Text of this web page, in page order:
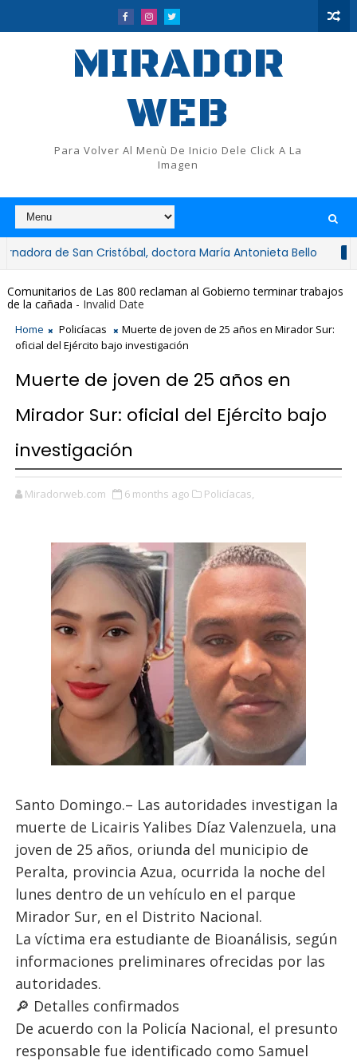
MIRADOR
WEB
Para Volver Al Menù De Inicio Dele Click A La
Imagen
San Cristóbal, doctora María Antonieta Bello NACIONALES
Comunitarios de Las 800 reclaman al Gobierno terminar trabajos
de la cañada - Invalid Date
Home Policíacas
Muerte de joven de 25 años en Mirador Sur:
oficial del Ejército bajo investigación
Muerte de joven de 25 años en
Mirador Sur: oficial del Ejército bajo
investigación
Miradorweb.com 6 months ago Policíacas,
Santo Domingo.– Las autoridades investigan la
muerte de Licairis Yalibes Díaz Valenzuela, una
joven de 25 años, oriunda del municipio de
Peralta, provincia Azua, ocurrida la noche del
lunes dentro de un vehículo en el parque
Mirador Sur, en el Distrito Nacional.
La víctima era estudiante de Bioanálisis, según
informaciones preliminares ofrecidas por las
autoridades.
🔎 Detalles confirmados
De acuerdo con la Policía Nacional, el presunto
responsable fue identificado como Samuel